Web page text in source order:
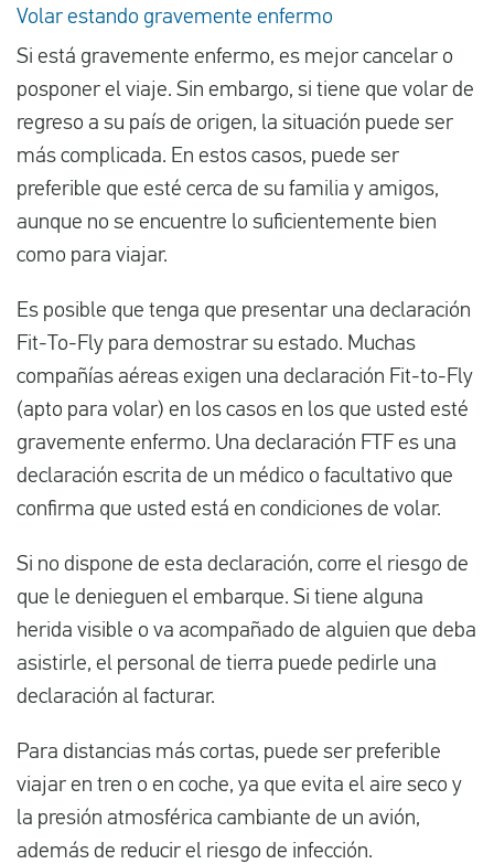
Volar estando gravemente enfermo
Si está gravemente enfermo, es mejor cancelar o
posponer el viaje. Sin embargo, si tiene que volar de
regreso a su país de origen, la situación puede ser
más complicada. En estos casos, puede ser
preferible que esté cerca de su familia y amigos,
aunque no se encuentre lo suficientemente bien
como para viajar.
Es posible que tenga que presentar una declaración
Fit-To-Fly para demostrar su estado. Muchas
compañías aéreas exigen una declaración Fit-to-Fly
(apto para volar) en los casos en los que usted esté
gravemente enfermo. Una declaración FTF es una
declaración escrita de un médico o facultativo que
confirma que usted está en condiciones de volar.
Si no dispone de esta declaración, corre el riesgo de
que le denieguen el embarque. Si tiene alguna
herida visible o va acompañado de alguien que deba
asistirle, el personal de tierra puede pedirle una
declaración al facturar.
Para distancias más cortas, puede ser preferible
viajar en tren o en coche, ya que evita el aire seco y
la presión atmosférica cambiante de un avión,
además de reducir el riesgo de infección.